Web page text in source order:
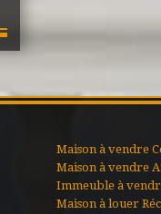
Maison à vendre
Maison à vendre
Immeuble à
Maison à louer